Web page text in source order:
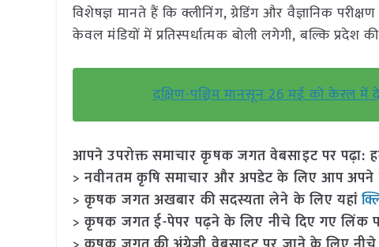
विशेषज्ञ मानते हैं कि क्लीनिंग, ग्रेडिंग और वैज्ञानिक
केवल मंडियों में प्रतिस्पर्धात्मक बोली लगेगी, बल्कि प्रदेश
दक्षिण-पश्चिम मानसून 26 मई को केरल में
आपने उपरोक्त समाचार कृषक जगत वेबसाइट पर पढ़ा:
> नवीनतम कृषि समाचार और अपडेट के लिए आप
> कृषक जगत अखबार की सदस्यता लेने के लिए यहां
> कृषक जगत ई-पेपर पढ़ने के लिए नीचे दिए गए लिंक